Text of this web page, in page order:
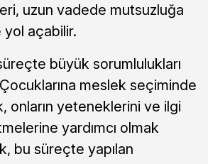
uzun vadede mutsuzluğa
açabilir.
büyük sorumlulukları
meslek seçiminde
onların yeteneklerini ve ilgi
yardımcı olmak
bu süreçte yapılan